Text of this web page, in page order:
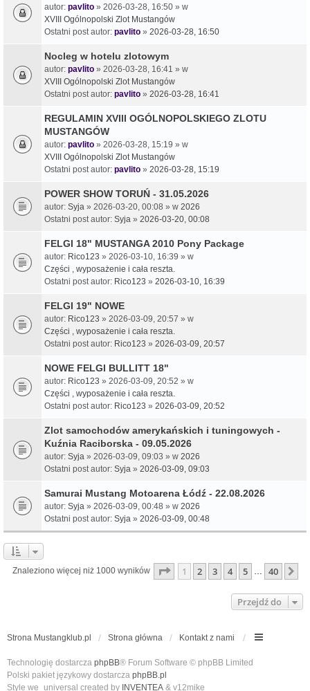
autor: pavlito » 2026-03-28, 16:50 » w
XVIII Ogólnopolski Zlot Mustangów
Ostatni post autor: pavlito » 2026-03-28, 16:50
Nocleg w hotelu zlotowym
autor: pavlito » 2026-03-28, 16:41 » w
XVIII Ogólnopolski Zlot Mustangów
Ostatni post autor: pavlito » 2026-03-28, 16:41
REGULAMIN XVIII OGÓLNOPOLSKIEGO ZLOTU
MUSTANGÓW
autor: pavlito » 2026-03-28, 15:19 » w
XVIII Ogólnopolski Zlot Mustangów
Ostatni post autor: pavlito » 2026-03-28, 15:19
POWER SHOW TORUŃ - 31.05.2026
autor: Syja » 2026-03-20, 00:08 » w 2026
Ostatni post autor: Syja » 2026-03-20, 00:08
FELGI 18" MUSTANGA 2010 Pony Package
autor: Rico123 » 2026-03-10, 16:39 » w
Części , wyposażenie i cała reszta.
Ostatni post autor: Rico123 » 2026-03-10, 16:39
FELGI 19" NOWE
autor: Rico123 » 2026-03-09, 20:57 » w
Części , wyposażenie i cała reszta.
Ostatni post autor: Rico123 » 2026-03-09, 20:57
NOWE FELGI BULLITT 18"
autor: Rico123 » 2026-03-09, 20:52 » w
Części , wyposażenie i cała reszta.
Ostatni post autor: Rico123 » 2026-03-09, 20:52
Zlot samochodów amerykańskich i tuningowych -
Kuźnia Raciborska - 09.05.2026
autor: Syja » 2026-03-09, 09:03 » w 2026
Ostatni post autor: Syja » 2026-03-09, 09:03
Samurai Mustang Motoarena Łódź - 22.08.2026
autor: Syja » 2026-03-09, 00:48 » w 2026
Ostatni post autor: Syja » 2026-03-09, 00:48
Znaleziono więcej niż 1000 wyników Strona1 z40
1 2 3 4 5 … 40
Przejdź do
Strona Mustangklub.pl Strona główna Kontakt z nami
Technologię dostarcza phpBB® Forum Software © phpBB Limited
Polski pakiet językowy dostarcza phpBB.pl
Style we_universal created by INVENTEA & v12mike